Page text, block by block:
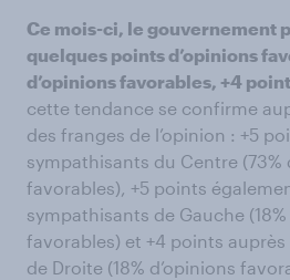
Ce mois-ci, le gouvernement
quelques points d’opinions
d’opinions favorables, +4
cette tendance se confirme
des franges de l’opinion : +5
sympathisants du Centre (73%
favorables), +5 points
sympathisants de Gauche (18%
favorables) et +4 points
de Droite (18% d’opinions